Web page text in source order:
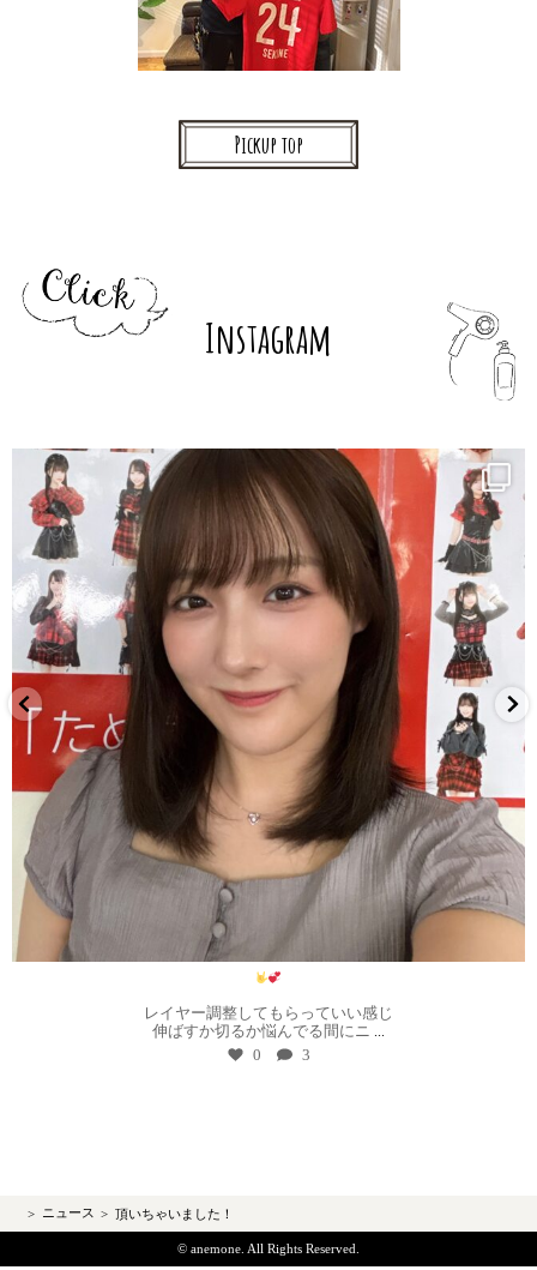
Pickup top
Instagram
レイヤー調整してもらっていい感じ
伸ばすか切るか悩んでる間にニ
0 3
ニュース 頂いちゃいました！
© anemone. All Rights Reserved.